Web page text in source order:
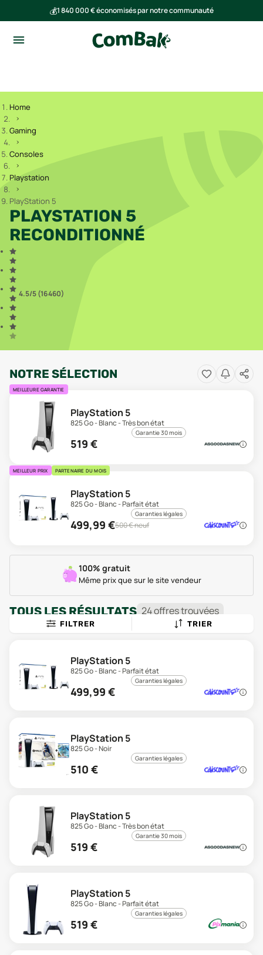
💰1 840 000 € économisés par notre communauté
Home
Gaming
Consoles
Playstation
PlayStation 5
PLAYSTATION 5
RECONDITIONNÉ
4.5/5 (16 460)
NOTRE SÉLECTION
MEILLEURE GARANTIE
PlayStation 5
825 Go - Blanc - Très bon état
Garantie 30 mois
519 €
MEILLEUR PRIX PARTENAIRE DU MOIS
PlayStation 5
825 Go - Blanc - Parfait état
Garanties légales
499,99 €500€ neuf
100% gratuit
Même prix que sur le site vendeur
TOUS LES RÉSULTATS 24offrestrouvées
FILTRER TRIER
PlayStation 5
825 Go - Blanc - Parfait état
Garanties légales
499,99 €
PlayStation 5
825 Go - Noir
Garanties légales
510 €
PlayStation 5
825 Go - Blanc - Très bon état
Garantie 30 mois
519 €
PlayStation 5
825 Go - Blanc - Parfait état
Garanties légales
519 €